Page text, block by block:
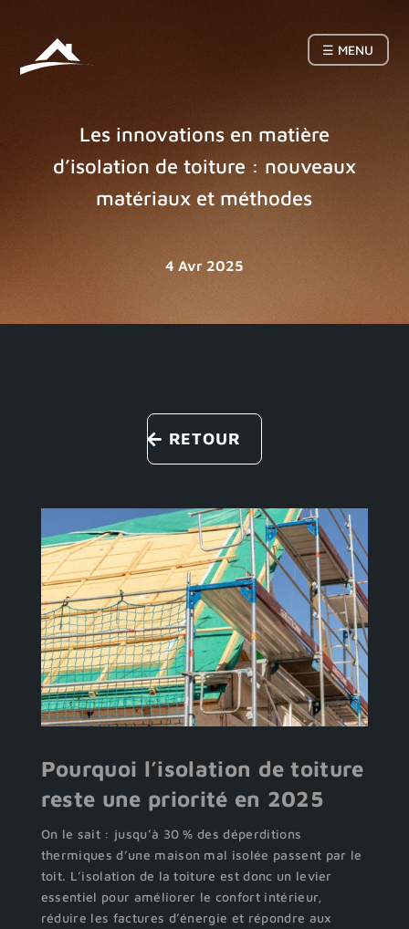
☰ MENU
Les innovations en matière
d’isolation de toiture : nouveaux
matériaux et méthodes
4 Avr 2025
RETOUR
Pourquoi l’isolation de toiture
reste une priorité en 2025
On le sait : jusqu’à 30 % des déperditions
thermiques d’une maison mal isolée passent par le
toit. L’isolation de la toiture est donc un levier
essentiel pour améliorer le confort intérieur,
réduire les factures d’énergie et répondre aux